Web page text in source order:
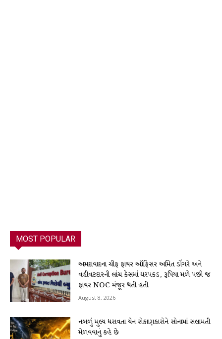
MOST POPULAR
અમદાવાદના ચીફ ફાયર ઑફિસર અમિત ડોંગરે અને
વહીવટદારની લાંચ કેસમાં ધરપકડ, રૂપિયા મળે પછી જ
ફાયર NOC મંજૂર થતી હતી
August 8, 2026
નબળું મુલ્ય ધરાવતા યેન રોકાણકારોને સોનામાં સલામતી
મેળવવાનું કહે છે